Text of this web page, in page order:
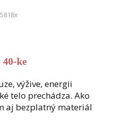
5818x
40-ke
výžive, energii
telo prechádza. Ako
aj bezplatný materiál